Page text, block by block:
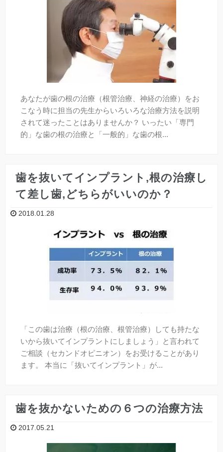
あなたが歯の根の治療（根管治療、神経の治療）をお
こなう時に担当の先生からいろいろな治療方法を説明
されて迷ったことはありませんか？ いったい「専門
的」な歯の根の治療と「一般的」な歯の根...
歯を抜いてインプラント,根の治療し
て差し歯,どちらがいいのか？
2018.01.28
「この歯は治療（根の治療、根管治療）しても持たな
いから抜いてインプラントにしましょう」と言われて
ご相談（セカンドオピニオン）をお受けることがあり
ます。 本当に「抜いてインプラント」が...
歯を抜かないための６つの治療方法
2017.05.21